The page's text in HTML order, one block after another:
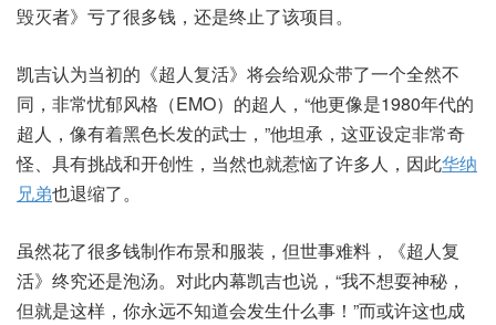
毁灭者》亏了很多钱，还是终止了该项目。
凯吉认为当初的《超人复活》将会给观众带了一个全然不
同，非常忧郁风格（EMO）的超人，“他更像是1980年代的
超人，像有着黑色长发的武士，”他坦承，这亚设定非常奇
怪、具有挑战和开创性，当然也就惹恼了许多人，因此华纳
兄弟也退缩了。
虽然花了很多钱制作布景和服装，但世事难料，《超人复
活》终究还是泡汤。对此内幕凯吉也说，“我不想耍神秘，
但就是这样，你永远不知道会发生什么事！”而或许这也成